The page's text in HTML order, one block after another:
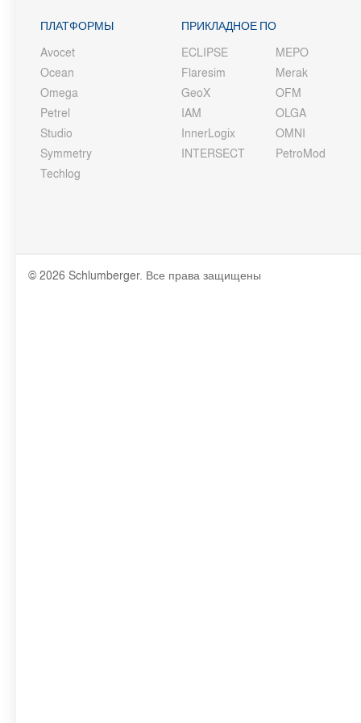
ПЛАТФОРМЫ
Avocet
Ocean
Omega
Petrel
Studio
Symmetry
Techlog
ПРИКЛАДНОЕ ПО
ECLIPSE
Flaresim
GeoX
IAM
InnerLogix
INTERSECT
MEPO
Merak
OFM
OLGA
OMNI
PetroMod
© 2026 Schlumberger. Все права защищены